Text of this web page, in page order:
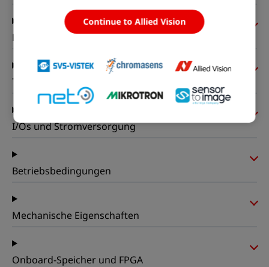
Bildgebungsleistung
Timing und Verstärkung
I/Os und Stromversorgung
Betriebsbedingungen
Mechanische Eigenschaften
Onboard-Speicher und FPGA
Continue to Allied Vision